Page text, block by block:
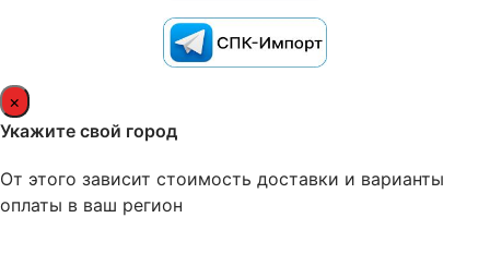
×
Укажите свой город
От этого зависит стоимость доставки и варианты
оплаты в ваш регион